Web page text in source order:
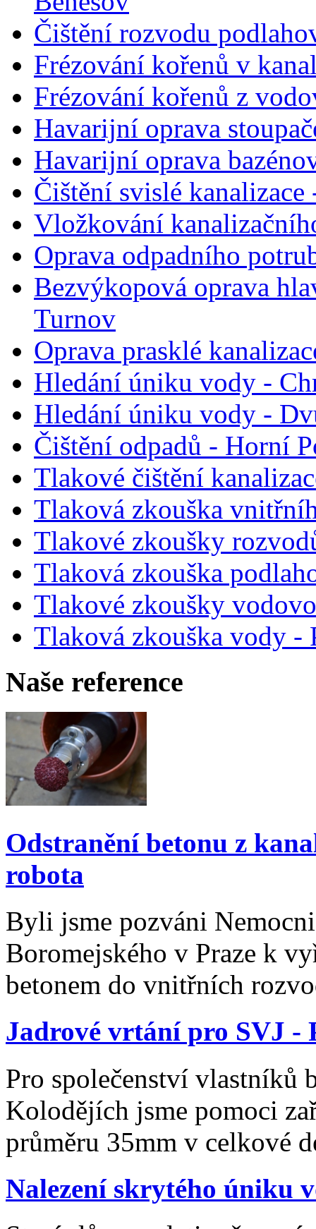
Čištění rozvodu
Frézování kořenů v
Frézování kořenů z
Havarijní oprava
Havarijní oprava
Čištění svislé kanalizace
Vložkování
Oprava odpadního
Bezvýkopová oprava
Turnov
Oprava prasklé
Hledání úniku vody -
Hledání úniku vody -
Čištění odpadů - Horní
Tlakové čištění
Tlaková zkouška
Tlakové zkoušky
Tlaková zkouška
Tlakové zkoušky
Tlaková zkouška vody -
Naše reference
Odstranění betonu z
robota
Byli jsme pozváni
Boromejského v Praze k
betonem do vnitřních
Jadrové vrtání pro SVJ -
Pro společenství vlastníků
Kolodějích jsme pomoci
průměru 35mm v celkové
Nalezení skrytého úniku